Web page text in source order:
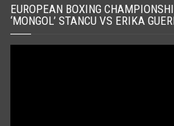
EUROPEAN BOXING
‘MONGOL’ STANCU VS ERIKA